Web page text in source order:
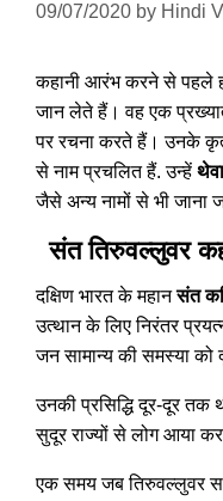
09/07/2020 by Hindi
कहानी आरंभ करने से पहले
जान लेते हैं। वह एक
पर रचना करते हैं। उनके
से नाम प्रचलित हैं. उन्हें
जैसे अन्य नामों से भी जाना
संत तिरुवल्लुवर
दक्षिण भारत के महानसंत
उत्थान के लिए निरंतर
जन सामान्य की समस्या
उनकी प्रसिद्धि दूर-दूर
सुदूर राज्यों से लोग आया
एक समय जब तिरुवल्लुवर